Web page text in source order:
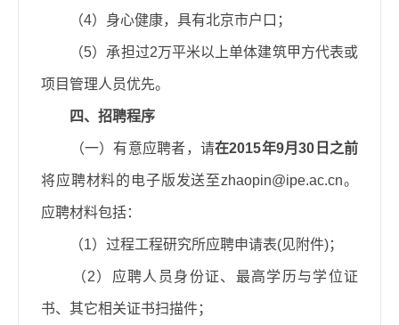
（4） 身心健康，具有北京市户口；
（5） 承担过2万平米以上单体建筑甲方代表或
项目管理人员优先。
四、招聘程序
（一） 有意应聘者，请在2015年9月30 日之前
将应聘材料的电子版发送至zhaopin@ipe.ac.cn。
应聘材料包括：
（1）过程工程研究所应聘申请表(见附件)；
（2）应聘人员身份证、最高学历与学位证
书、其它相关证书扫描件；